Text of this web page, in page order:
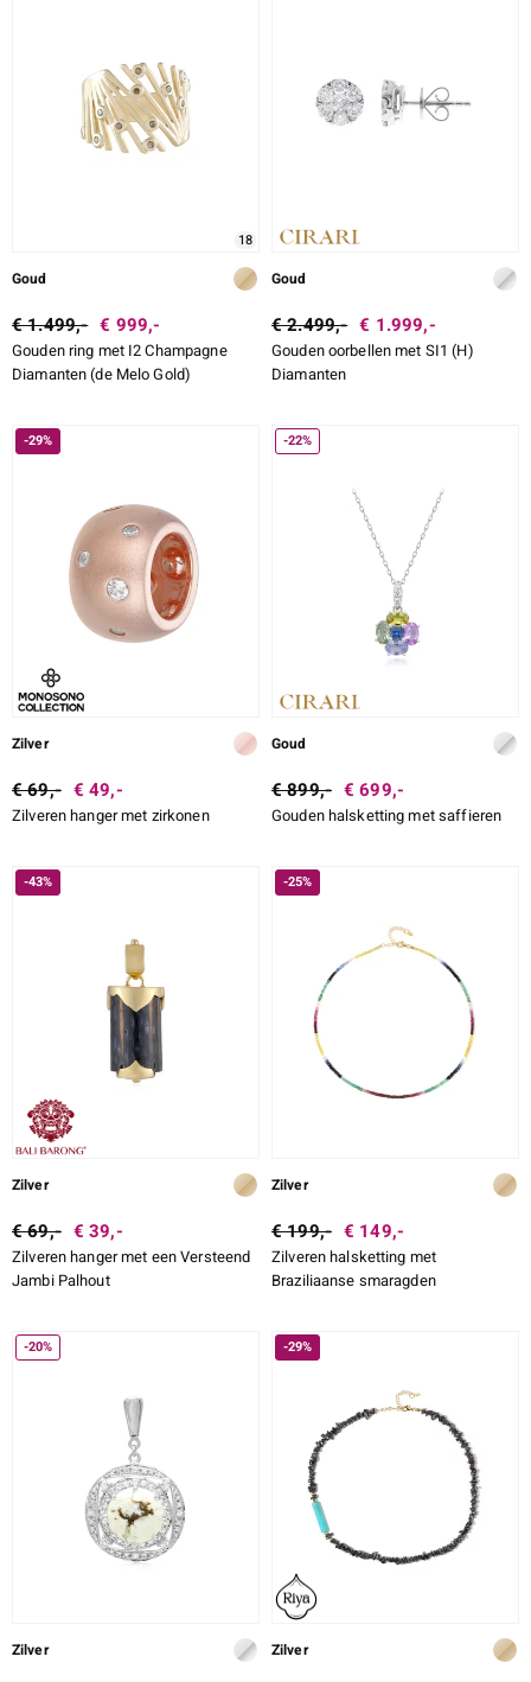
SLIJPVORM
18
Goud
€ 1.499,- € 999,-
Gouden ring met I2 Champagne
Diamanten (de Melo Gold)
Goud
€ 2.499,- € 1.999,-
Gouden oorbellen met SI1 (H)
Diamanten
-29%
Zilver
€ 69,- € 49,-
Zilveren hanger met zirkonen
-22%
Goud
€ 899,- € 699,-
Gouden halsketting met saffieren
-43%
Zilver
€ 69,- € 39,-
Zilveren hanger met een Versteend
Jambi Palhout
-25%
Zilver
€ 199,- € 149,-
Zilveren halsketting met
Braziliaanse smaragden
-20%
Zilver
-29%
Zilver